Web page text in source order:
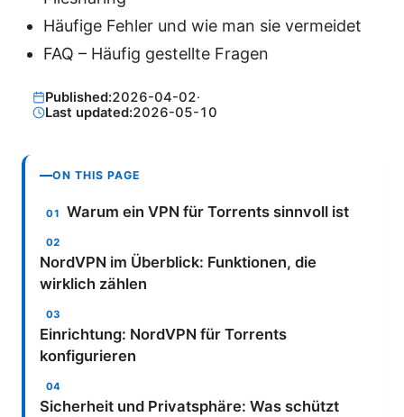
Häufige Fehler und wie man sie vermeidet
FAQ – Häufig gestellte Fragen
Published:2026-04-02·
Last updated:2026-05-10
ON THIS PAGE
Warum ein VPN für Torrents sinnvoll ist
NordVPN im Überblick: Funktionen, die
wirklich zählen
Einrichtung: NordVPN für Torrents
konfigurieren
Sicherheit und Privatsphäre: Was schützt